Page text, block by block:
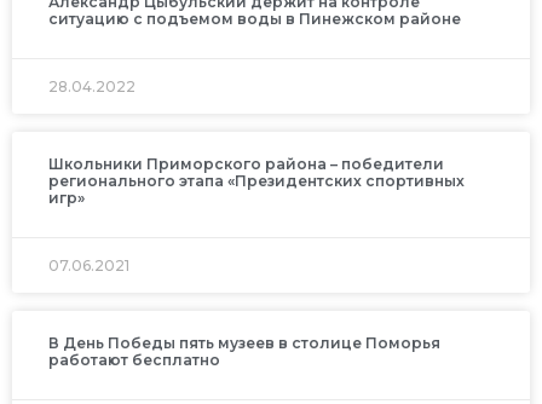
ситуацию с подъемом воды в Пинежском районе
28.04.2022
Школьники Приморского района – победители
регионального этапа «Президентских спортивных
игр»
07.06.2021
В День Победы пять музеев в столице Поморья
работают бесплатно